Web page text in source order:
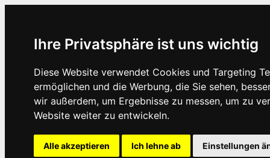
Ihre Privatsphäre ist uns wichtig
Diese Website verwendet Cookies und Targeting
ermöglichen und die Werbung, die Sie sehen,
wir außerdem, um Ergebnisse zu messen, um zu
Website weiter zu entwickeln.
Alle akzeptieren Ich lehne ab Einstellungen